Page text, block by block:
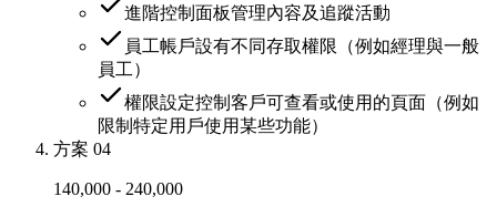
進階控制面板管理內容及追蹤活動
員工帳戶設有不同存取權限（例如經理與一般
員工）
權限設定控制客戶可查看或使用的頁面（例如
限制特定用戶使用某些功能）
方案 04
140,000 - 240,000